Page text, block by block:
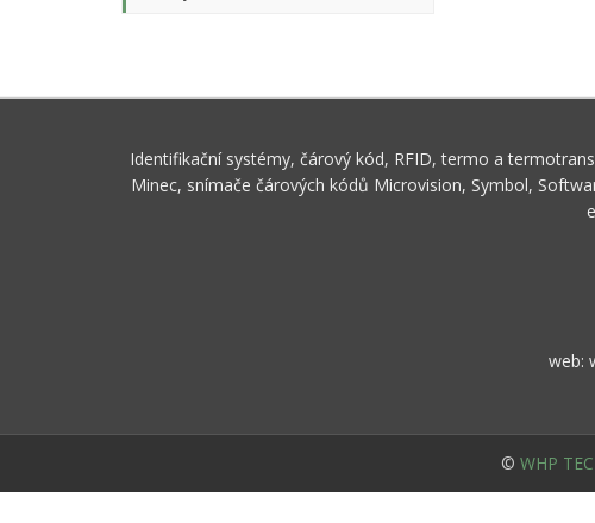
Identifikační systémy, čárový kód, RFID, termo a
Minec, snímače čárových kódů Microvision, Symbol,
web:
© WHP